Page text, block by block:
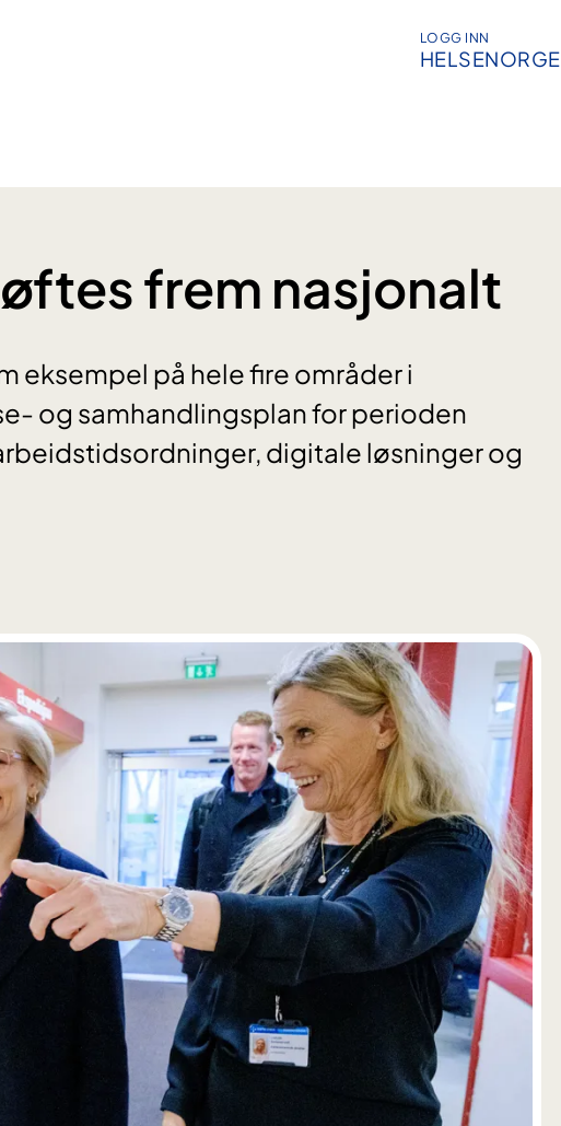
LOGG INN
HELSENORGE
frem nasjonalt
eksempel på hele fire områder i
og samhandlingsplan for perioden
digitale løsninger og